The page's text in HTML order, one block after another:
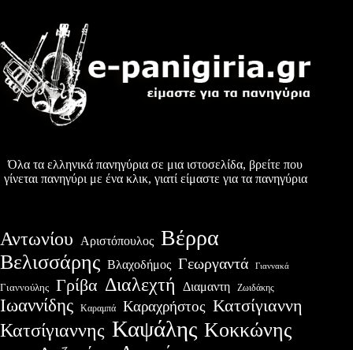
Όλα τα ελληνικά πανηγύρια σε μια ιστοσελίδα, βρείτε που
γίνεται πανηγύρι με ένα κλικ, γιατί είμαστε για τα πανηγύρια
Αντωνίου Αριστόπουλος Βέρρα
Βελισσάρης Βλαχοδήμος Γεωργαντά Γιαννακά
Γιαννούλης Γρίβα Διαλεχτή Διαμαντη Ζωιδάκης
Ιωαννίδης Καραμπά Καραχρήστος Κατσίγιαννη
Κατσίγιαννης Καψάλης Κοκκώνης